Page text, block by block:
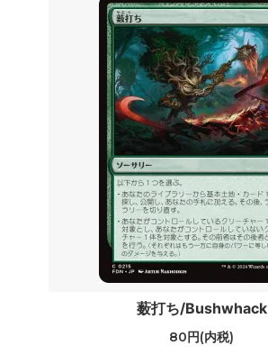
薮打ち/Bushwhack
80円(内税)